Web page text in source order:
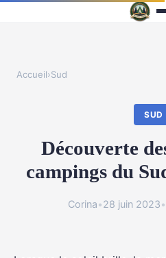
Accueil›Sud
SUD
Découverte
campings du
Corina•28 juin 2023•